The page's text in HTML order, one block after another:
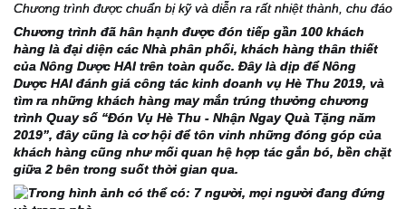
Chương trình được chuẩn bị kỹ và diễn ra rất nhiệt thành, chu đáo
Chương trình đã hân hạnh được đón tiếp gần 100 khách
hàng là đại diện các Nhà phân phối, khách hàng thân thiết
của Nông Dược HAI trên toàn quốc. Đây là dịp để Nông
Dược HAI đánh giá công tác kinh doanh vụ Hè Thu 2019, và
tìm ra những khách hàng may mắn trúng thưởng chương
trình Quay số “Đón Vụ Hè Thu - Nhận Ngay Quà Tặng năm
2019”, đây cũng là cơ hội để tôn vinh những đóng góp của
khách hàng cũng như mối quan hệ hợp tác gắn bó, bền chặt
giữa 2 bên trong suốt thời gian qua.